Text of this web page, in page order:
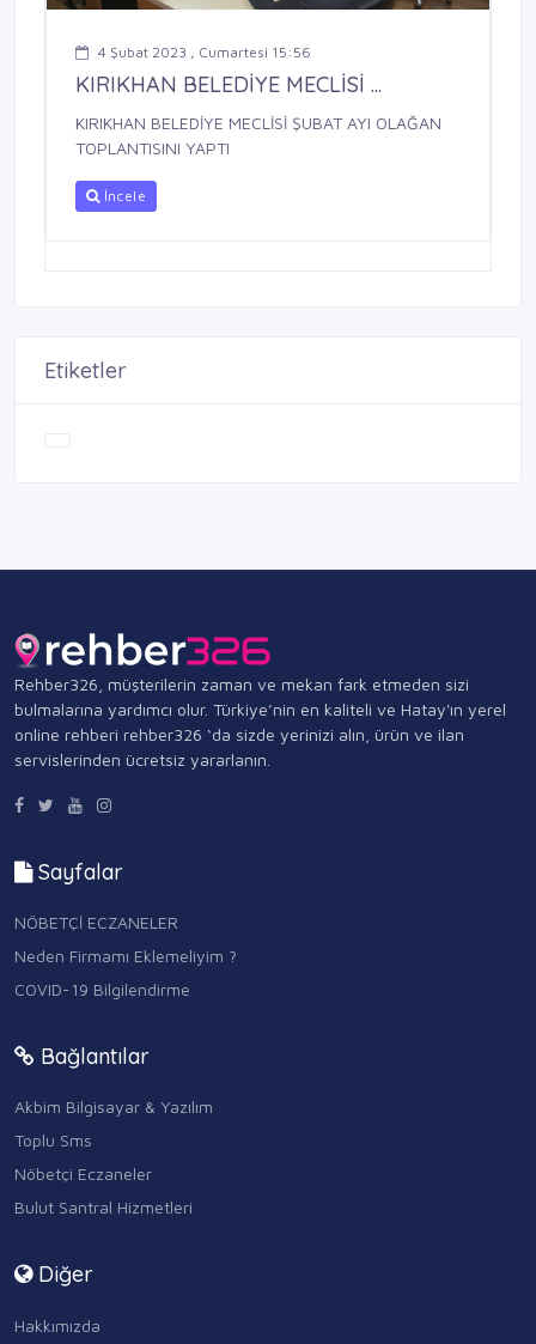
4 Şubat 2023 , Cumartesi 15:56
KIRIKHAN BELEDİYE MECLİSİ ...
KIRIKHAN BELEDİYE MECLİSİ ŞUBAT AYI OLAĞAN
TOPLANTISINI YAPTI
İncele
Etiketler
Rehber326, müşterilerin zaman ve mekan fark etmeden sizi
bulmalarına yardımcı olur. Türkiye’nin en kaliteli ve Hatay'ın yerel
online rehberi rehber326 ‘da sizde yerinizi alın, ürün ve ilan
servislerinden ücretsiz yararlanın.
Sayfalar
NÖBETÇİ ECZANELER
Neden Firmamı Eklemeliyim ?
COVID-19 Bilgilendirme
Bağlantılar
Akbim Bilgisayar & Yazılım
Toplu Sms
Nöbetçi Eczaneler
Bulut Santral Hizmetleri
Diğer
Hakkımızda